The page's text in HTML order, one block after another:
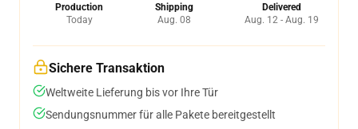
Production
Today
Shipping
Aug. 08
Delivered
Aug. 12 - Aug. 19
Sichere Transaktion
Weltweite Lieferung bis vor Ihre Tür
Sendungsnummer für alle Pakete bereitgestellt